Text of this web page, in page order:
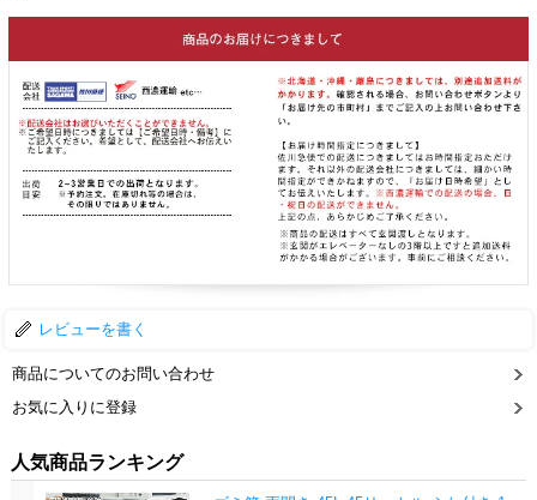
レビューを書く
商品についてのお問い合わせ
お気に入りに登録
人気商品ランキング